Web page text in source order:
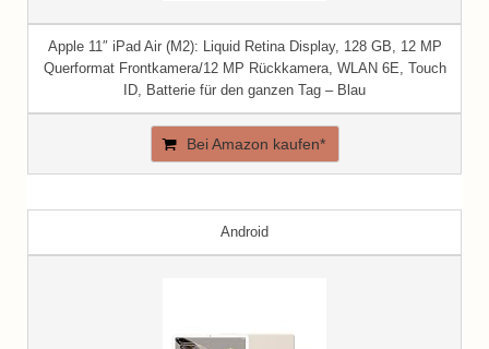
Apple 11″ iPad Air (M2): Liquid Retina Display, 128 GB, 12 MP
Querformat Frontkamera/12 MP Rückkamera, WLAN 6E, Touch
ID, Batterie für den ganzen Tag – Blau
Bei Amazon kaufen*
Android